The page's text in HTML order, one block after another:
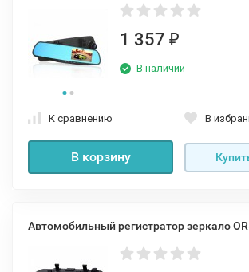
1 357 ₽
В наличии
К сравнению В
В корзину
Автомобильный регистратор зеркало